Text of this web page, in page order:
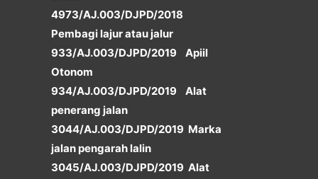
4973/AJ.003/DJPD/2018
Pembagi lajur atau jalur
933/AJ.003/DJPD/2019 Apiil
Otonom
934/AJ.003/DJPD/2019 Alat
penerang jalan
3044/AJ.003/DJPD/2019 Marka
jalan pengarah lalin
3045/AJ.003/DJPD/2019 Alat